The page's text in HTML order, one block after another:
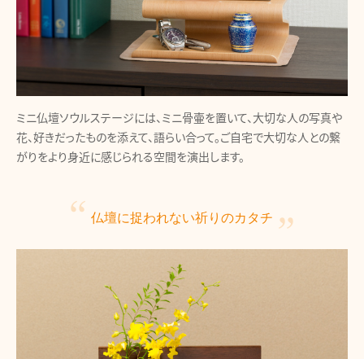
ミニ仏壇ソウルステージには、ミニ骨壷を置いて、大切な人の写真や
花、好きだったものを添えて、語らい合って。ご自宅で大切な人との繋
がりをより身近に感じられる空間を演出します。
仏壇に捉われない祈りのカタチ